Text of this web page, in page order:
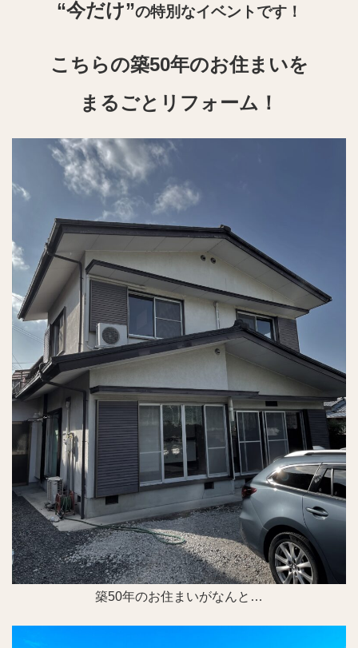
“今だけ”の特別なイベントです！
こちらの築50年のお住まいを
まるごとリフォーム！
築50年のお住まいがなんと…